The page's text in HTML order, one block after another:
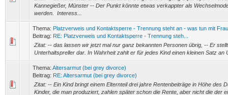
Kannegießer, Münster -- Der Punkt könnte etwas verkappter als
werden. Interess...
Thema: Platzverweis und Kontaktsperre - Trennung steht an - was tun mit
Beitrag: RE: Platzverweis und Kontaktsperre - Trennung steh...
Zitat: -- das lassen wir jetzt mal nur ganz bekannten Personen übrig, -- Er
Unterhaltspreller dar. In Wahrheit zahlt er für jedes Kind einen kleinen Satz an
Thema: Altersarmut (bei grey divorce)
Beitrag: RE: Altersarmut (bei grey divorce)
Zitat: -- Ein Kind bringt einem Elternteil drei jahre Rentenbeiträge in Höhe des
Kinder, die man produziert, zahlen später schon die Rente, aber nicht die der